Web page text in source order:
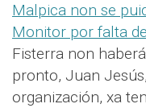
Malpica non se
Monitor por falta
Fisterra non
pronto, Juan
organización, xa